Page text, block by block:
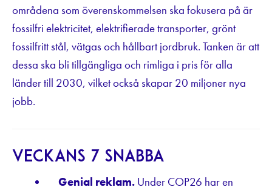
områdena som överenskommelsen ska fokusera på är
fossilfri elektricitet, elektrifierade transporter, grönt
fossilfritt stål, vätgas och hållbart jordbruk. Tanken är att
dessa ska bli tillgängliga och rimliga i pris för alla
länder till 2030, vilket också skapar 20 miljoner nya
jobb.
Veckans 7 snabba
Genial reklam. Under COP26 har en